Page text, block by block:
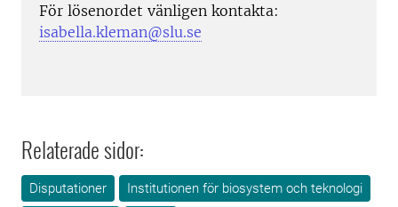
För lösenordet vänligen kontakta:
isabella.kleman@slu.se
Relaterade sidor:
Disputationer
Institutionen för biosystem och teknologi